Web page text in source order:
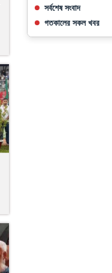
সর্বশেষ সংবাদ
গতকালের সকল খবর